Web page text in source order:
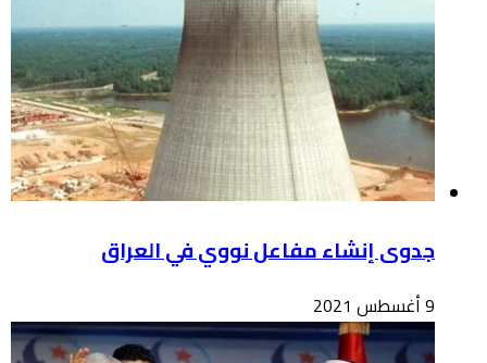
جدوى إنشاء مفاعل نووي في العراق
9 أغسطس 2021